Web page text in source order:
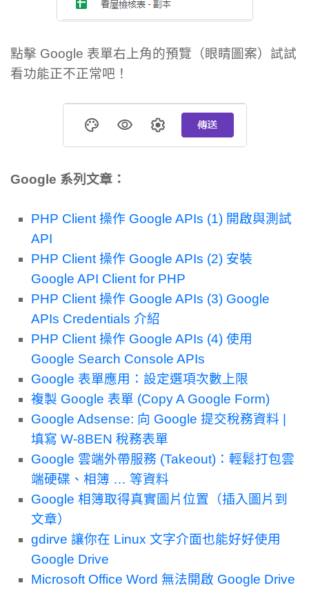
點擊 Google 表單右上角的預覽（眼睛圖案）試試
看功能正不正常吧！
Google 系列文章：
PHP Client 操作 Google APIs (1) 開啟與測試
API
PHP Client 操作 Google APIs (2) 安裝
Google API Client for PHP
PHP Client 操作 Google APIs (3) Google
APIs Credentials 介紹
PHP Client 操作 Google APIs (4) 使用
Google Search Console APIs
Google 表單應用：設定選項次數上限
複製 Google 表單 (Copy A Google Form)
Google Adsense: 向 Google 提交稅務資料 |
填寫 W-8BEN 稅務表單
Google 雲端外帶服務 (Takeout)：輕鬆打包雲
端硬碟、相簿 … 等資料
Google 相簿取得真實圖片位置（插入圖片到
文章）
gdirve 讓你在 Linux 文字介面也能好好使用
Google Drive
Microsoft Office Word 無法開啟 Google Drive